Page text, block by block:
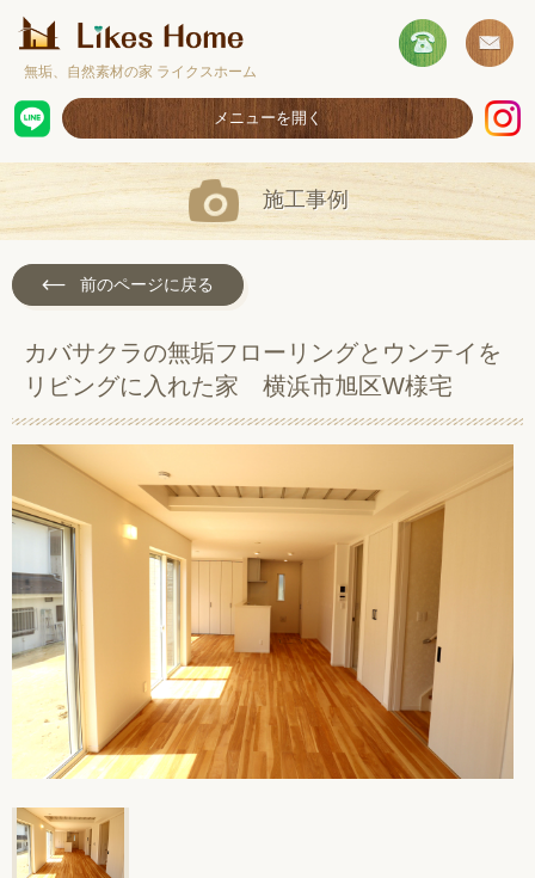
無垢、自然素材の家 ライクスホーム
メニューを開く
ホーム
コンセプト
施工事例
お客様の声
採用情報
施工事例
前のページに戻る
カバサクラの無垢フローリングとウンテイを
リビングに入れた家 横浜市旭区W様宅